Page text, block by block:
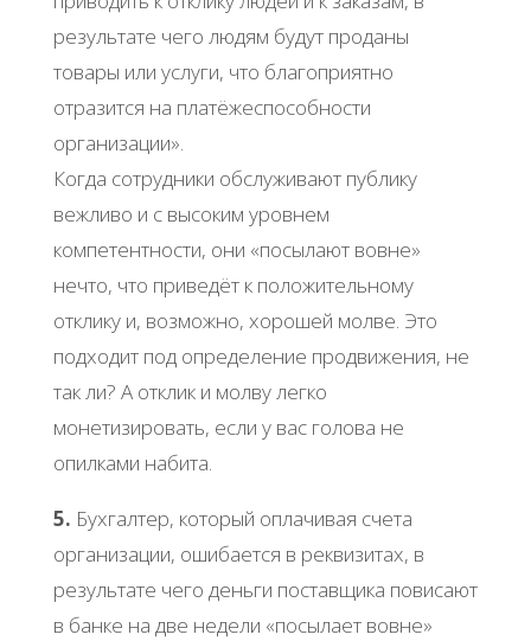
результате чего людям будут проданы
товары или услуги, что благоприятно
отразится на платёжеспособности
организации».
Когда сотрудники обслуживают публику
вежливо и с высоким уровнем
компетентности, они «посылают вовне»
нечто, что приведёт к положительному
отклику и, возможно, хорошей молве. Это
подходит под определение продвижения, не
так ли? А отклик и молву легко
монетизировать, если у вас голова не
опилками набита.
5. Бухгалтер, который оплачивая счета
организации, ошибается в реквизитах, в
результате чего деньги поставщика повисают
в банке на две недели «посылает вовне»